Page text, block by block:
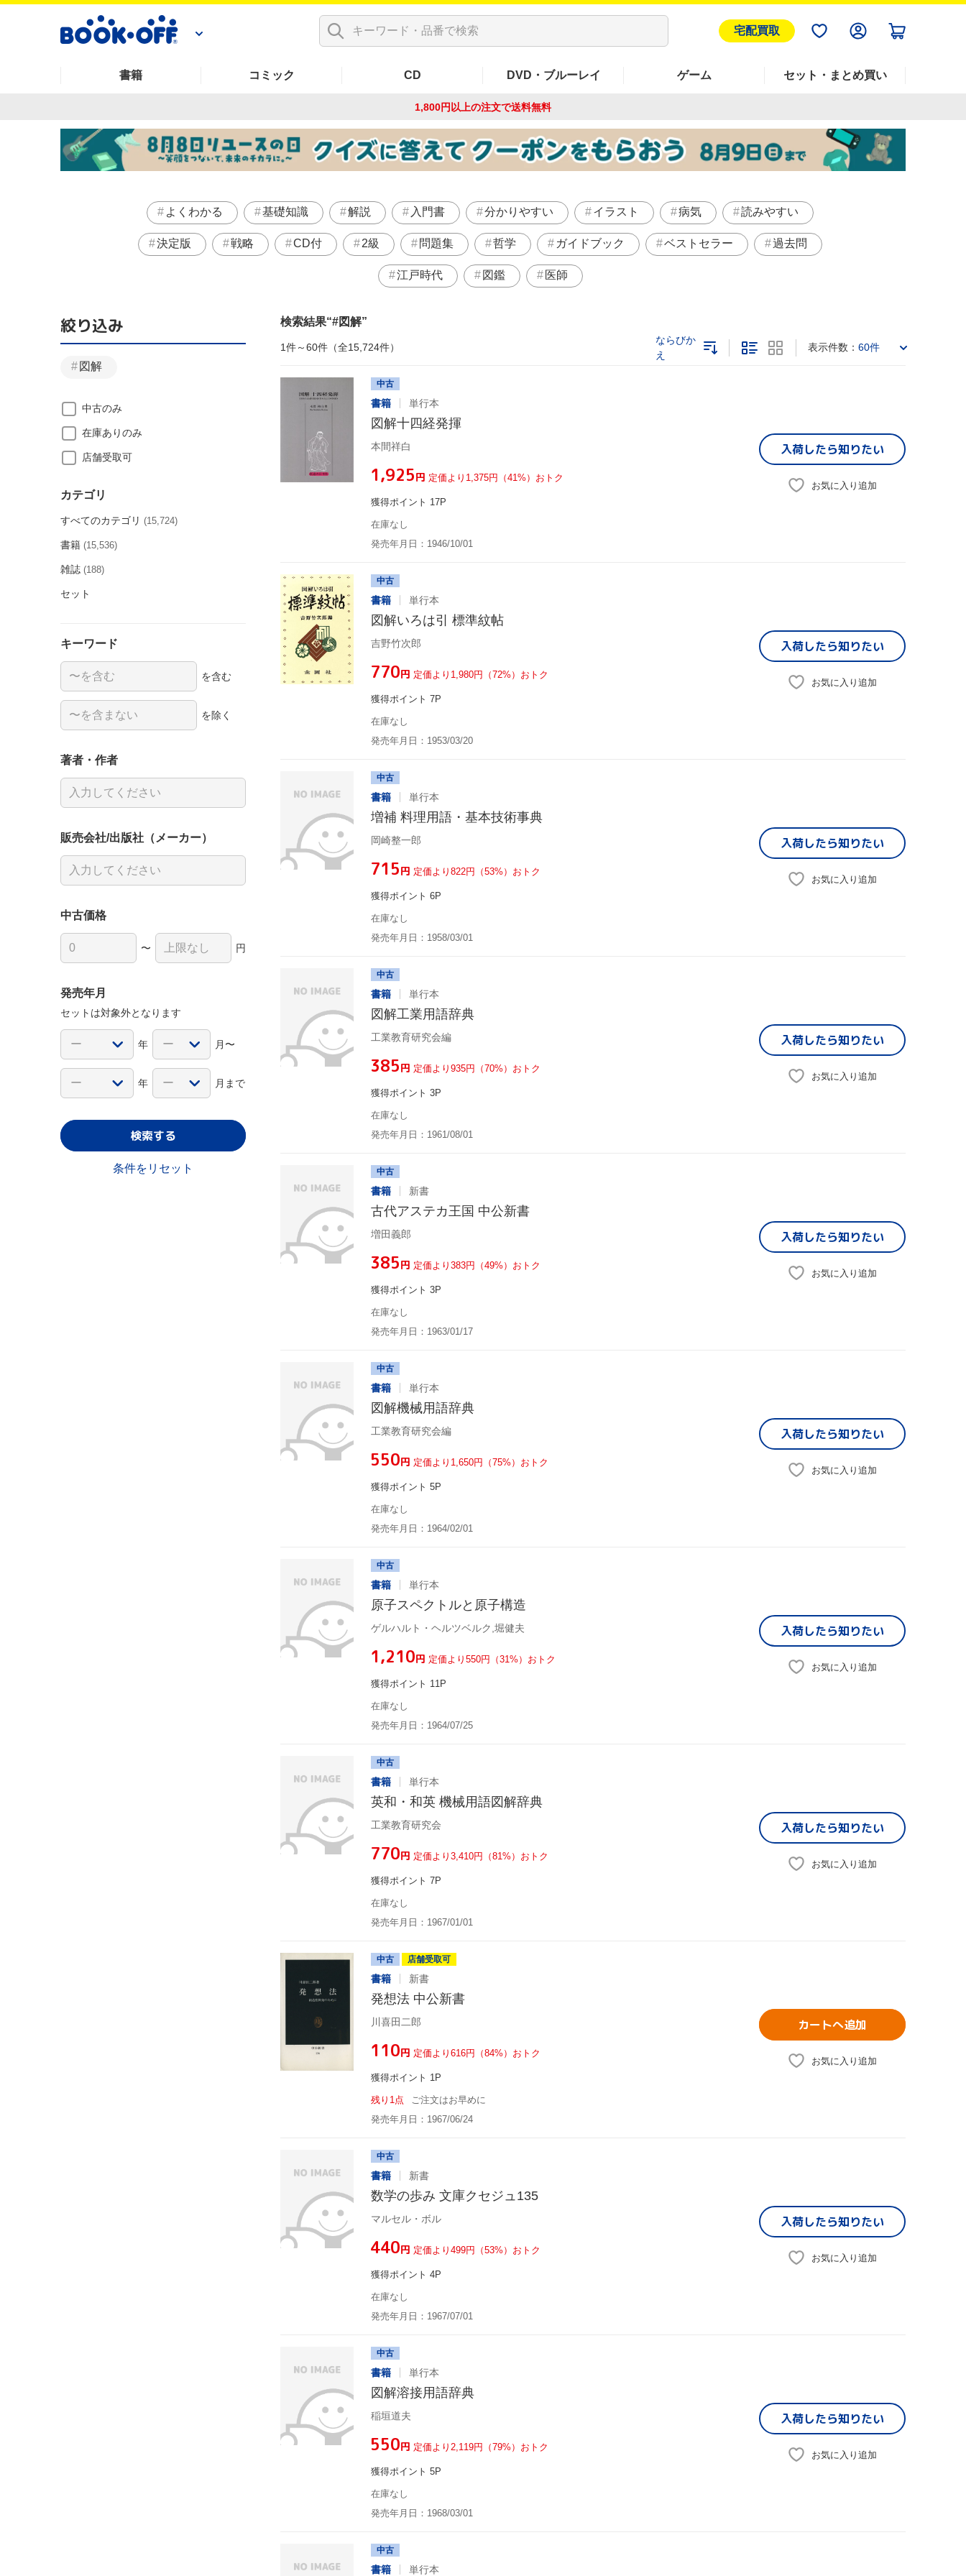
宅配買取
書籍 コミック CD DVD・ブルーレイ ゲーム セット・まとめ買い
1,800円以上の注文で送料無料
よくわかる 基礎知識 解説 入門書 分かりやすい イラスト 病気 読みやすい
決定版 戦略 CD付 2級 問題集 哲学 ガイドブック ベストセラー 過去問
江戸時代 図鑑 医師
検索結果 #図解
1件～60件（全15,724件）
ならびか
え
表示件数： 60件
中古
書籍 単行本
図解十四経発揮
本間祥白
¥1,925円 定価より1,375円（41%）おトク
獲得ポイント 17P
在庫なし
発売年月日：1946/10/01
入荷したら知りたい
お気に入り追加
中古
書籍 単行本
図解いろは引 標準紋帖
吉野竹次郎
¥770円 定価より1,980円（72%）おトク
獲得ポイント 7P
在庫なし
発売年月日：1953/03/20
入荷したら知りたい
お気に入り追加
中古
書籍 単行本
増補 料理用語・基本技術事典
岡崎整一郎
¥715円 定価より822円（53%）おトク
獲得ポイント 6P
在庫なし
発売年月日：1958/03/01
入荷したら知りたい
お気に入り追加
中古
書籍 単行本
図解工業用語辞典
工業教育研究会編
¥385円 定価より935円（70%）おトク
獲得ポイント 3P
在庫なし
発売年月日：1961/08/01
入荷したら知りたい
お気に入り追加
中古
書籍 新書
古代アステカ王国 中公新書
増田義郎
¥385円 定価より383円（49%）おトク
獲得ポイント 3P
在庫なし
発売年月日：1963/01/17
入荷したら知りたい
お気に入り追加
中古
書籍 単行本
図解機械用語辞典
工業教育研究会編
¥550円 定価より1,650円（75%）おトク
獲得ポイント 5P
在庫なし
発売年月日：1964/02/01
入荷したら知りたい
お気に入り追加
中古
書籍 単行本
原子スペクトルと原子構造
ゲルハルト・ヘルツベルク,堀健夫
¥1,210円 定価より550円（31%）おトク
獲得ポイント 11P
在庫なし
発売年月日：1964/07/25
入荷したら知りたい
お気に入り追加
中古
書籍 単行本
英和・和英 機械用語図解辞典
工業教育研究会
¥770円 定価より3,410円（81%）おトク
獲得ポイント 7P
在庫なし
発売年月日：1967/01/01
入荷したら知りたい
お気に入り追加
中古 店舗受取可
書籍 新書
発想法 中公新書
川喜田二郎
¥110円 定価より616円（84%）おトク
獲得ポイント 1P
残り1点
ご注文はお早めに
発売年月日：1967/06/24
カートへ追加
お気に入り追加
中古
書籍 新書
数学の歩み 文庫クセジュ135
マルセル・ボル
¥440円 定価より499円（53%）おトク
獲得ポイント 4P
在庫なし
発売年月日：1967/07/01
入荷したら知りたい
お気に入り追加
中古
書籍 単行本
図解溶接用語辞典
稲垣道夫
¥550円 定価より2,119円（79%）おトク
獲得ポイント 5P
在庫なし
発売年月日：1968/03/01
入荷したら知りたい
お気に入り追加
中古
書籍 単行本
絞り込み
図解
中古のみ
在庫ありのみ
店舗受取可
カテゴリ
すべてのカテゴリ (15,724)
書籍 (15,536)
雑誌 (188)
セット
キーワード
を含む
を除く
著者・作者
販売会社/出版社（メーカー）
中古価格
〜 円
発売年月
セットは対象外となります
年 月〜
年 月まで
検索する
条件をリセット